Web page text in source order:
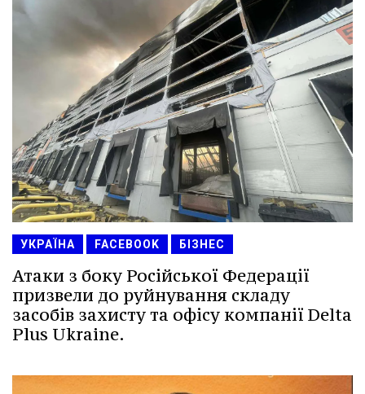
УКРАЇНА FACEBOOK БІЗНЕС
Атаки з боку Російської Федерації
призвели до руйнування складу
засобів захисту та офісу компанії Delta
Plus Ukraine.